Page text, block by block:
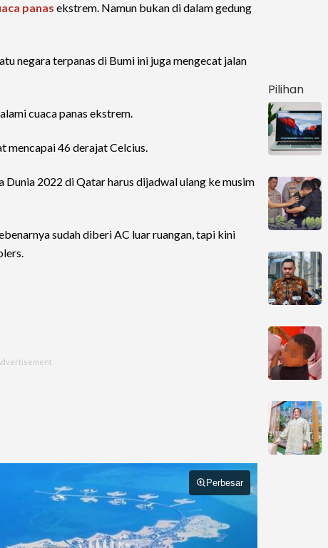
panas ekstrem. Namun bukan di dalam gedung
negara terpanas di Bumi ini juga mengecat jalan
cuaca panas ekstrem.
mencapai 46 derajat Celcius.
2022 di Qatar harus dijadwal ulang ke musim
sudah diberi AC luar ruangan, tapi kini
Perbesar
Pilihan